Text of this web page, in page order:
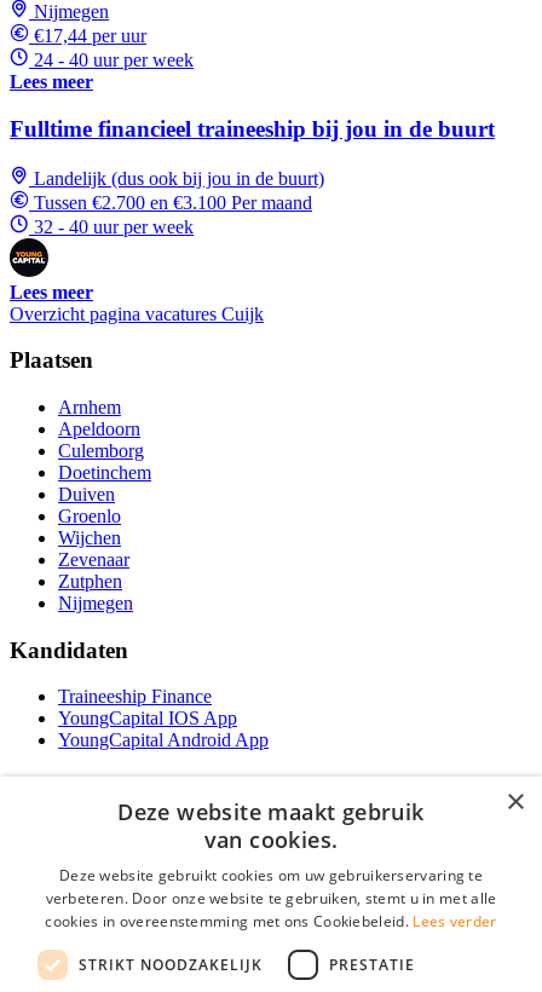
Nijmegen
€17,44 per uur
24 - 40 uur per week
Lees meer
Fulltime financieel traineeship bij jou in de buurt
Landelijk (dus ook bij jou in de buurt)
Tussen €2.700 en €3.100 Per maand
32 - 40 uur per week
Lees meer
Overzicht pagina vacatures Cuijk
Plaatsen
Arnhem
Apeldoorn
Culemborg
Doetinchem
Duiven
Groenlo
Wijchen
Zevenaar
Zutphen
Nijmegen
Kandidaten
Traineeship Finance
YoungCapital IOS App
YoungCapital Android App
Contractvormen
Brochure aanvragen
Vacature aanmelden
Partners
Contact
×
Deze website maakt gebruik
van cookies.
Deze website gebruikt cookies om uw gebruikerservaring te
verbeteren. Door onze website te gebruiken, stemt u in met alle
cookies in overeenstemming met ons Cookiebeleid. Lees verder
STRIKT NOODZAKELIJK PRESTATIE